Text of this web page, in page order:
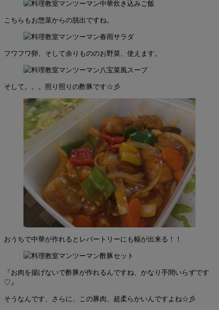
こちらもお惣菜からの脱出ですね。
フワフワ卵、そして余りもののお野菜、使えます。
そして。。。照り照りの酢豚です☆彡
おうちで中華が作れるとレパートリーにも幅が出来る！！
『お肉を揚げないで酢豚が作れるんですね、かなり手間いらずです
♡』
そうなんです、さらに、この豚肉、超柔らかいんですよね☆彡